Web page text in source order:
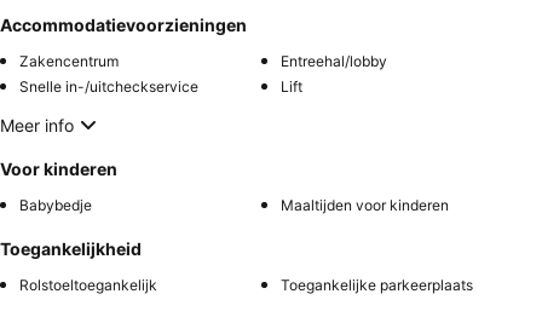
Accommodatievoorzieningen
Zakencentrum
Entreehal/lobby
Snelle in-/uitcheckservice
Lift
Meer info
Voor kinderen
Babybedje Maaltijden voor kinderen
Toegankelijkheid
Rolstoeltoegankelijk Toegankelijke parkeerplaats